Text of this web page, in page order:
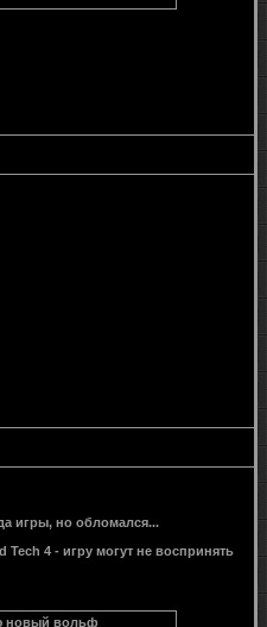
игры, но обломался...
4 - игру могут не воспринять
новый вольф